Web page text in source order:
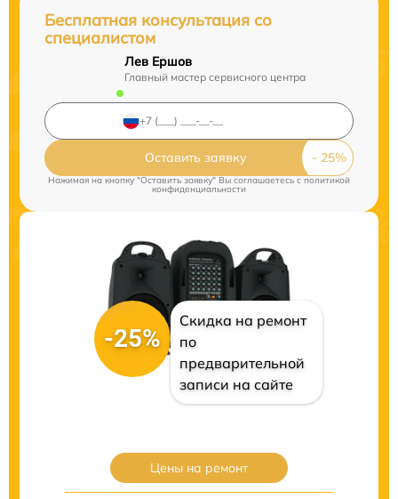
Бесплатная консультация со
специалистом
Лев Ершов
Главный мастер сервисного центра
Оставить заявку
Нажимая на кнопку "Оставить заявку" Вы соглашаетесь cполитикой
конфиденциальности
-25%
Скидка на ремонт
по
предварительной
записи на сайте
Цены на ремонт